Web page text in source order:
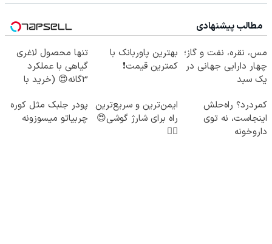
مطالب پیشنهادی
مس، نقره، نفت و گاز؛
چهار دارایی جهانی در
یک سبد
بهترین پاوربانک با
کمترین قیمت❗
تنها محصول لاغری
گیاهی با عملکرد
3گانه😍 (خرید با
کمردرد؟ راه‌حلش
اینجاست، نه توی
داروخونه
ایمن‌ترین و سریع‌ترین
راه برای شارژ گوشی😍
👌🏻
پودر جلبک مثل کوره
چربیاتو میسوزونه